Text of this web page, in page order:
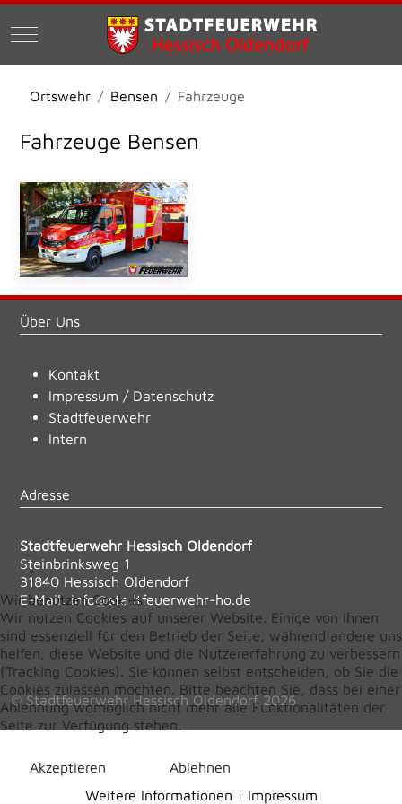
Mobile Menu Toggle
Ortswehr Bensen Fahrzeuge
Fahrzeuge Bensen
Über Uns
Kontakt
Impressum / Datenschutz
Stadtfeuerwehr
Intern
Adresse
Stadtfeuerwehr Hessisch Oldendorf
Steinbrinksweg 1
31840 Hessisch Oldendorf
E-Mail:info@stadtfeuerwehr-ho.de
© Stadtfeuerwehr Hessisch Oldendorf 2026
Wir benutzen Cookies
Wir nutzen Cookies auf unserer Website. Einige von ihnen
sind essenziell für den Betrieb der Seite, während andere uns
helfen, diese Website und die Nutzererfahrung zu verbessern
(Tracking Cookies). Sie können selbst entscheiden, ob Sie die
Cookies zulassen möchten. Bitte beachten Sie, dass bei einer
Ablehnung womöglich nicht mehr alle Funktionalitäten der
Seite zur Verfügung stehen.
Akzeptieren
Ablehnen
Weitere Informationen | Impressum